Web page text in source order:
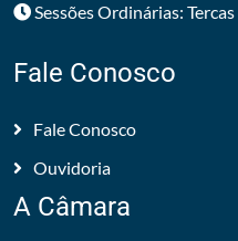
Sessões Ordinárias:
Fale Conosco
Fale Conosco
Ouvidoria
A Câmara